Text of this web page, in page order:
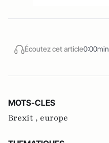
Écoutez cet article0:00min
MOTS-CLES
Brexit , europe